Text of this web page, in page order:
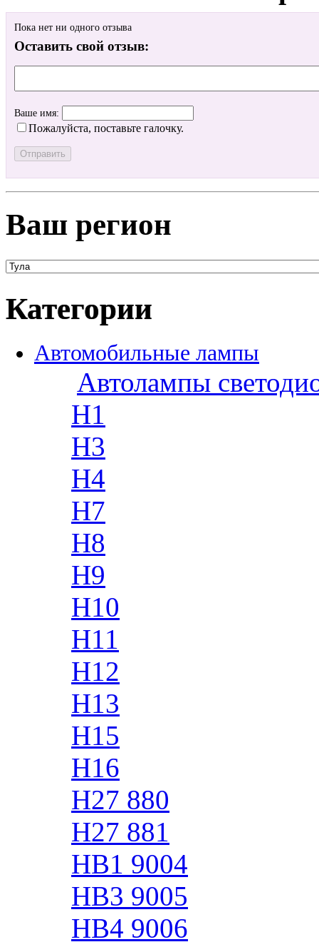
Пока нет ни одного отзыва
Оставить свой отзыв:
Ваше имя:
Пожалуйста, поставьте галочку.
Ваш регион
Категории
Автомобильные лампы
Автолампы
H1
H3
H4
H7
H8
H9
H10
H11
H12
H13
H15
H16
H27 880
H27 881
HB1 9004
HB3 9005
HB4 9006